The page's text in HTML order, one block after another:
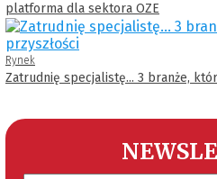
platforma dla sektora OZE
Rynek
Zatrudnię specjalistę... 3 branże,